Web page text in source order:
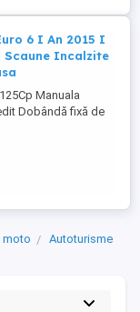
6 I An 2015 I
Scaune Incalzite
Manuala
Dobândă fixă de
perioada
Garanție inclusă
Transport la
moto
Autoturisme